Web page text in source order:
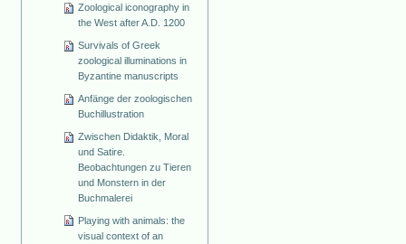
Zoological iconography in
the West after A.D. 1200
Survivals of Greek
zoological illuminations in
Byzantine manuscripts
Anfänge der zoologischen
Buchillustration
Zwischen Didaktik, Moral
und Satire.
Beobachtungen zu Tieren
und Monstern in der
Buchmalerei
Playing with animals: the
visual context of an